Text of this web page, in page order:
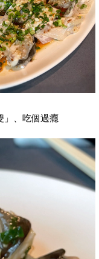
」、吃個過癮